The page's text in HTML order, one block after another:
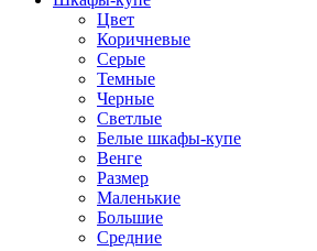
Цвет
Коричневые
Серые
Темные
Черные
Светлые
Белые шкафы-купе
Венге
Размер
Маленькие
Большие
Средние